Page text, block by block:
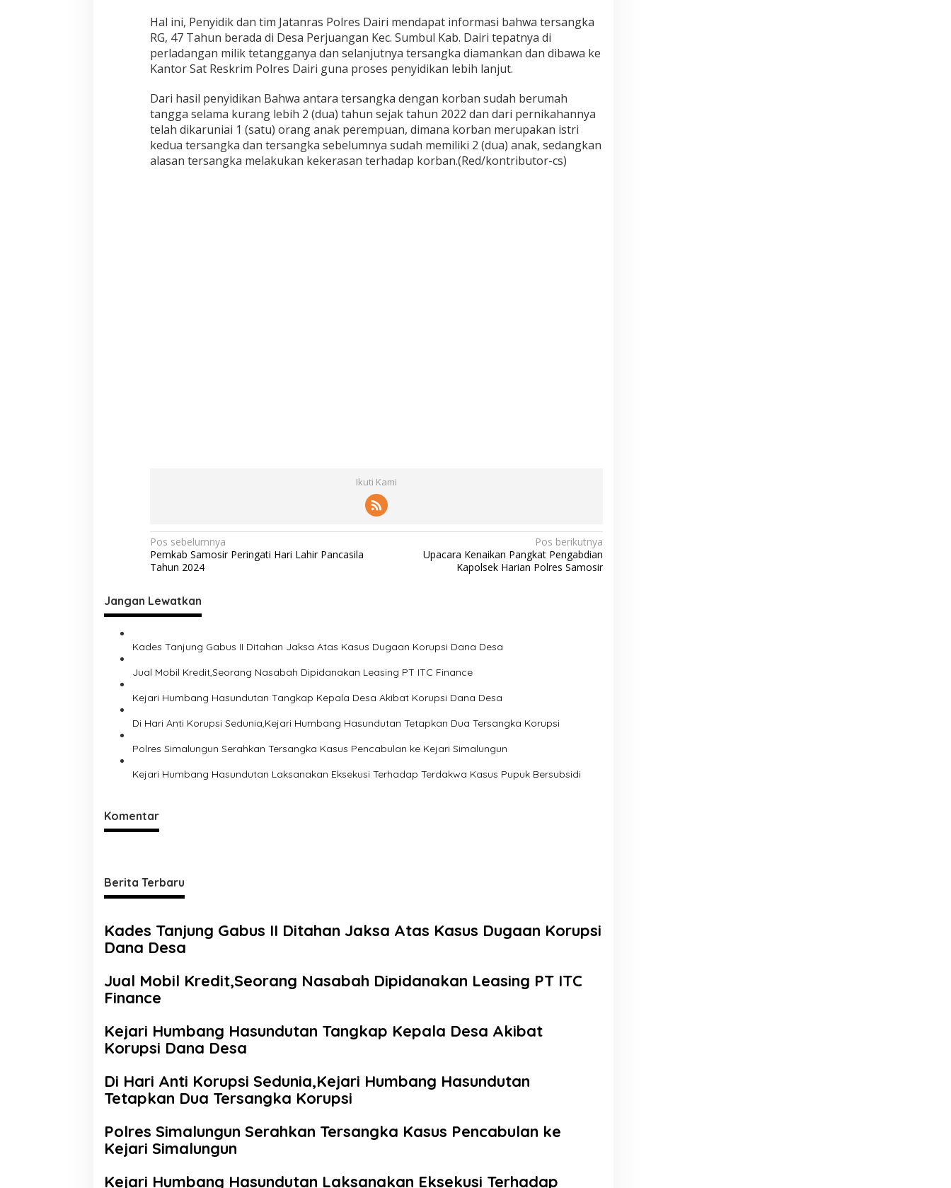
S
u
m
b
u
Hal ini, Penyidik dan tim Jatanras Polres Dairi mendapat informasi bahwa tersangka
RG, 47 Tahun berada di Desa Perjuangan Kec. Sumbul Kab. Dairi tepatnya di
perladangan milik tetangganya dan selanjutnya tersangka diamankan dan dibawa ke
Kantor Sat Reskrim Polres Dairi guna proses penyidikan lebih lanjut.
Dari hasil penyidikan Bahwa antara tersangka dengan korban sudah berumah
tangga selama kurang lebih 2 (dua) tahun sejak tahun 2022 dan dari pernikahannya
telah dikaruniai 1 (satu) orang anak perempuan, dimana korban merupakan istri
kedua tersangka dan tersangka sebelumnya sudah memiliki 2 (dua) anak, sedangkan
alasan tersangka melakukan kekerasan terhadap korban.(Red/kontributor-cs)
Ikuti Kami
N
a
i
g
a
s
p
o
s
Pos sebelumnya
Pemkab Samosir Peringati Hari Lahir Pancasila
Tahun 2024
Pos berikutnya
Upacara Kenaikan Pangkat Pengabdian
Kapolsek Harian Polres Samosir
Jangan Lewatkan
Kades Tanjung Gabus II Ditahan Jaksa Atas Kasus Dugaan Korupsi Dana Desa
Jual Mobil Kredit,Seorang Nasabah Dipidanakan Leasing PT ITC Finance
Kejari Humbang Hasundutan Tangkap Kepala Desa Akibat Korupsi Dana Desa
Di Hari Anti Korupsi Sedunia,Kejari Humbang Hasundutan Tetapkan Dua Tersangka Korupsi
Polres Simalungun Serahkan Tersangka Kasus Pencabulan ke Kejari Simalungun
Kejari Humbang Hasundutan Laksanakan Eksekusi Terhadap Terdakwa Kasus Pupuk Bersubsidi
Komentar
Berita Terbaru
Kades Tanjung Gabus II Ditahan Jaksa Atas Kasus Dugaan Korupsi
Dana Desa
Jual Mobil Kredit,Seorang Nasabah Dipidanakan Leasing PT ITC
Finance
Kejari Humbang Hasundutan Tangkap Kepala Desa Akibat
Korupsi Dana Desa
Di Hari Anti Korupsi Sedunia,Kejari Humbang Hasundutan
Tetapkan Dua Tersangka Korupsi
Polres Simalungun Serahkan Tersangka Kasus Pencabulan ke
Kejari Simalungun
Kejari Humbang Hasundutan Laksanakan Eksekusi Terhadap